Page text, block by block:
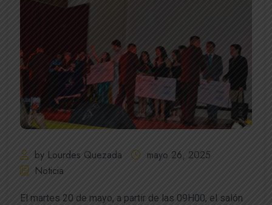
by Lourdes Quezada
mayo 26, 2025
Noticia
El martes 20 de mayo, a partir de las 09H00, el salón